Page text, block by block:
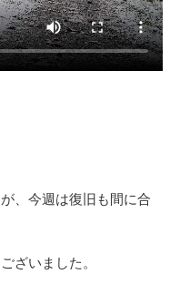
、今週は復旧も間に合
ざいました。